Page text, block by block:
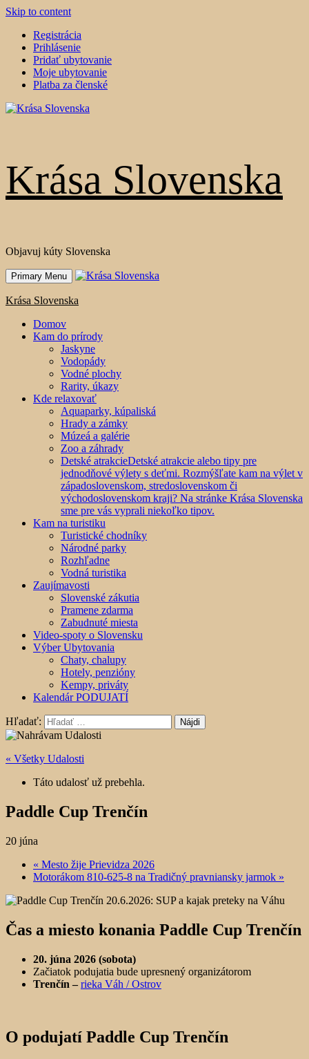
Skip to content
Registrácia
Prihlásenie
Pridať ubytovanie
Moje ubytovanie
Platba za členské
Krása Slovenska
Objavuj kúty Slovenska
Primary Menu
Krása Slovenska
Domov
Kam do prírody
Jaskyne
Vodopády
Vodné plochy
Rarity, úkazy
Kde relaxovať
Aquaparky, kúpaliská
Hrady a zámky
Múzeá a galérie
Zoo a záhrady
Detské atrakcieDetské atrakcie alebo tipy pre
jednodňové výlety s deťmi. Rozmýšľate kam na výlet v
západoslovenskom, stredoslovenskom či
východoslovenskom kraji? Na stránke Krása Slovenska
sme pre vás vyprali niekoľko tipov.
Kam na turistiku
Turistické chodníky
Národné parky
Rozhľadne
Vodná turistika
Zaujímavosti
Slovenské zákutia
Pramene zdarma
Zabudnuté miesta
Video-spoty o Slovensku
Výber Ubytovania
Chaty, chalupy
Hotely, penzióny
Kempy, priváty
Kalendár PODUJATÍ
Hľadať:
« Všetky Udalosti
Táto udalosť už prebehla.
Paddle Cup Trenčín
20 júna
« Mesto žije Prievidza 2026
Motorákom 810-625-8 na Tradičný pravniansky jarmok »
Čas a miesto konania Paddle Cup Trenčín
20. júna 2026 (sobota)
Začiatok podujatia bude upresnený organizátorom
Trenčín –rieka Váh / Ostrov
O podujatí Paddle Cup Trenčín